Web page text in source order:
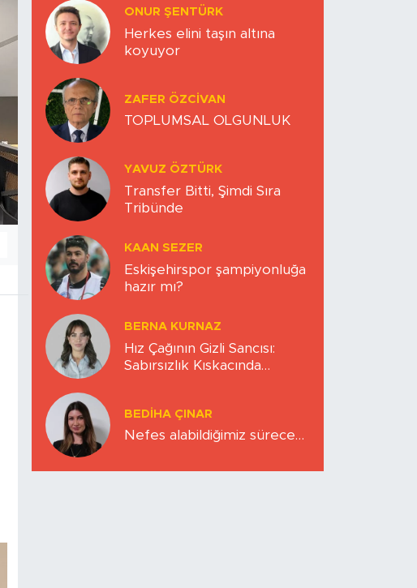
ONUR ŞENTÜRK
Herkes elini taşın altına
koyuyor
ZAFER ÖZCIVAN
TOPLUMSAL OLGUNLUK
YAVUZ ÖZTÜRK
Transfer Bitti, Şimdi Sıra
Tribünde
KAAN SEZER
Eskişehirspor şampiyonluğa
hazır mı?
BERNA KURNAZ
Hız Çağının Gizli Sancısı:
Sabırsızlık Kıskacında
BEDIHA ÇINAR
Nefes alabildiğimiz sürece…